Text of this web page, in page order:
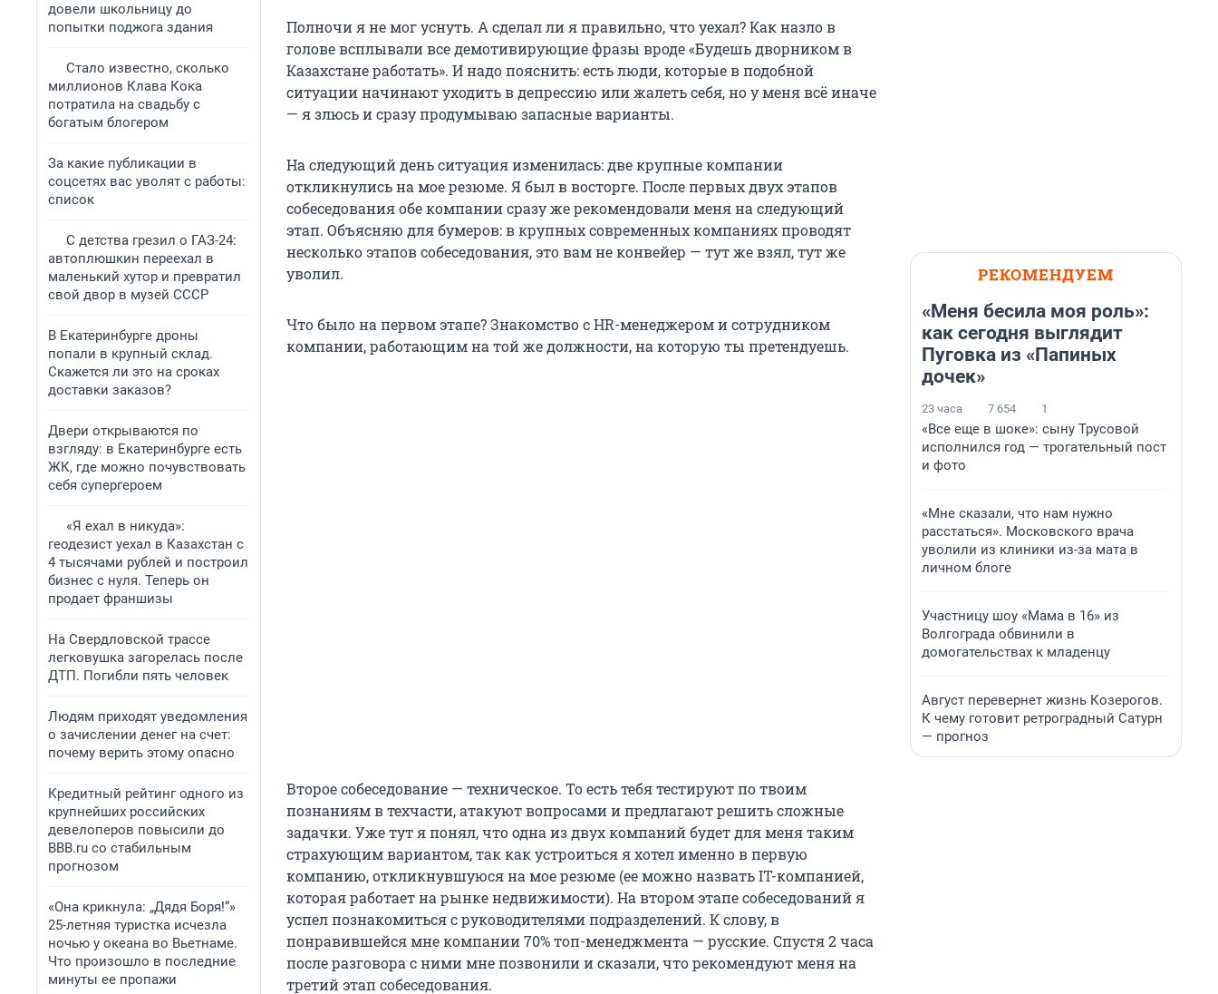
довели школьницу до
попытки поджога здания
Стало известно, сколько
миллионов Клава Кока
потратила на свадьбу с
богатым блогером
За какие публикации в
соцсетях вас уволят с работы:
список
С детства грезил о ГАЗ-24:
автоплюшкин переехал в
маленький хутор и превратил
свой двор в музей СССР
В Екатеринбурге дроны
попали в крупный склад.
Скажется ли это на сроках
доставки заказов?
Двери открываются по
взгляду: в Екатеринбурге есть
ЖК, где можно почувствовать
себя супергероем
«Я ехал в никуда»:
геодезист уехал в Казахстан с
4 тысячами рублей и построил
бизнес с нуля. Теперь он
продает франшизы
На Свердловской трассе
легковушка загорелась после
ДТП. Погибли пять человек
Людям приходят уведомления
о зачислении денег на счет:
почему верить этому опасно
Кредитный рейтинг одного из
крупнейших российских
девелоперов повысили до
BBB.ru со стабильным
прогнозом
«Она крикнула: „Дядя Боря!“»
25-летняя туристка исчезла
ночью у океана во Вьетнаме.
Что произошло в последние
минуты ее пропажи
Полночи я не мог уснуть. А сделал ли я правильно, что уехал? Как назло в
голове всплывали все демотивирующие фразы вроде «Будешь дворником в
Казахстане работать». И надо пояснить: есть люди, которые в подобной
ситуации начинают уходить в депрессию или жалеть себя, но у меня всё иначе
— я злюсь и сразу продумываю запасные варианты.
На следующий день ситуация изменилась: две крупные компании
откликнулись на мое резюме. Я был в восторге. После первых двух этапов
собеседования обе компании сразу же рекомендовали меня на следующий
этап. Объясняю для бумеров: в крупных современных компаниях проводят
несколько этапов собеседования, это вам не конвейер — тут же взял, тут же
уволил.
Что было на первом этапе? Знакомство с HR-менеджером и сотрудником
компании, работающим на той же должности, на которую ты претендуешь.
Второе собеседование — техническое. То есть тебя тестируют по твоим
познаниям в техчасти, атакуют вопросами и предлагают решить сложные
задачки. Уже тут я понял, что одна из двух компаний будет для меня таким
страхующим вариантом, так как устроиться я хотел именно в первую
компанию, откликнувшуюся на мое резюме (ее можно назвать IT-компанией,
которая работает на рынке недвижимости). На втором этапе собеседований я
успел познакомиться с руководителями подразделений. К слову, в
понравившейся мне компании 70% топ-менеджмента — русские. Спустя 2 часа
после разговора с ними мне позвонили и сказали, что рекомендуют меня на
третий этап собеседования.
РЕКОМЕНДУЕМ
«Меня бесила моя роль»:
как сегодня выглядит
Пуговка из «Папиных
дочек»
23 часа 7 654 1
«Все еще в шоке»: сыну Трусовой
исполнился год — трогательный пост
и фото
«Мне сказали, что нам нужно
расстаться». Московского врача
уволили из клиники из-за мата в
личном блоге
Участницу шоу «Мама в 16» из
Волгограда обвинили в
домогательствах к младенцу
Август перевернет жизнь Козерогов.
К чему готовит ретроградный Сатурн
— прогноз